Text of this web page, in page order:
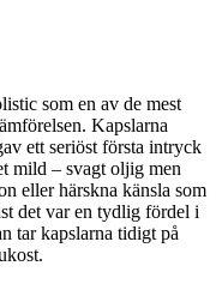
som en av de mest
Kapslarna
ett seriöst första intryck
mild – svagt oljig men
eller härskna känsla som
det var en tydlig fördel i
tar kapslarna tidigt på